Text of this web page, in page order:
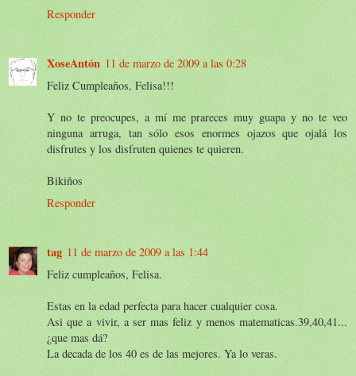
Responder
XoseAntón 11 de marzo de 2009 a las 0:28
Feliz Cumpleaños, Felisa!!!
Y no te preocupes, a mí me prareces muy guapa y no te veo
ninguna arruga, tan sólo esos enormes ojazos que ojalá los
disfrutes y los disfruten quienes te quieren.
Bikiños
Responder
tag 11 de marzo de 2009 a las 1:44
Feliz cumpleaños, Felisa.
Estas en la edad perfecta para hacer cualquier cosa.
Asi que a vivir, a ser mas feliz y menos matematicas.39,40,41...
¿que mas dá?
La decada de los 40 es de las mejores. Ya lo veras.